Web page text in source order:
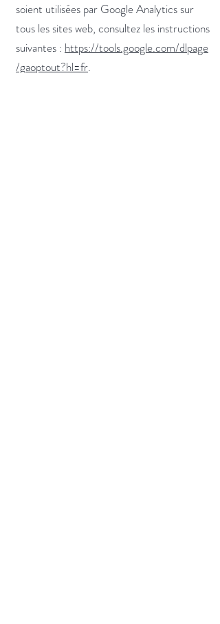
soient utilisées par Google Analytics sur
tous les sites web, consultez les instructions
suivantes : https://tools.google.com/dlpage
/gaoptout?hl=fr.